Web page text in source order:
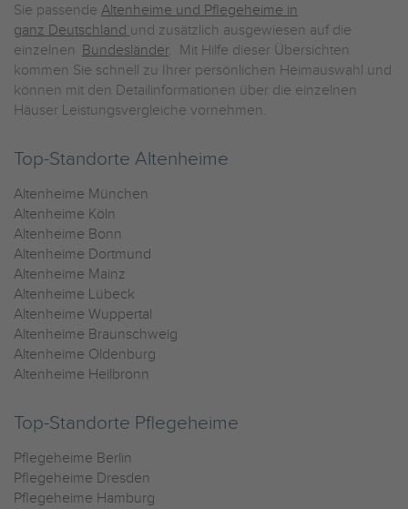
Sie passende Altenheime und Pflegeheime in
ganz Deutschland und zusätzlich ausgewiesen auf die
einzelnen Bundesländer. Mit Hilfe dieser Übersichten
kommen Sie schnell zu Ihrer persönlichen Heimauswahl und
können mit den Detailinformationen über die einzelnen
Häuser Leistungsvergleiche vornehmen.
Top-Standorte Altenheime
Altenheime München
Altenheime Köln
Altenheime Bonn
Altenheime Dortmund
Altenheime Mainz
Altenheime Lübeck
Altenheime Wuppertal
Altenheime Braunschweig
Altenheime Oldenburg
Altenheime Heilbronn
Top-Standorte Pflegeheime
Pflegeheime Berlin
Pflegeheime Dresden
Pflegeheime Hamburg